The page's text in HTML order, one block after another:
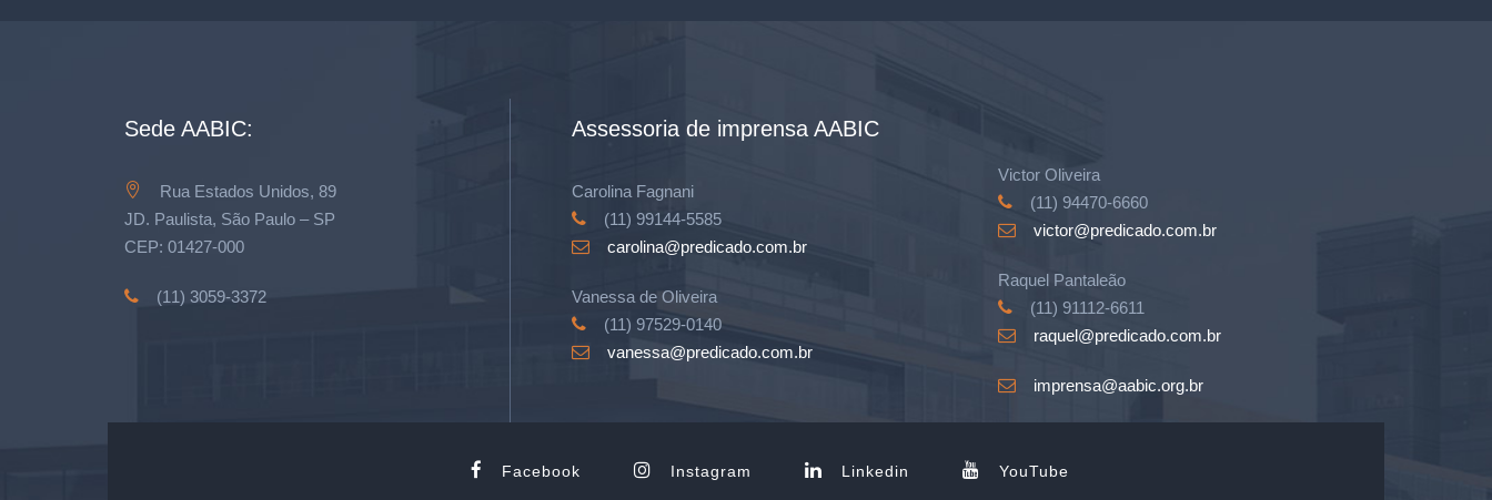
Sede AABIC:
Rua Estados Unidos, 89
JD. Paulista, São Paulo – SP
CEP: 01427-000
(11) 3059-3372
Assessoria de imprensa AABIC
Carolina Fagnani
(11) 99144-5585
carolina@predicado.com.br
Vanessa de Oliveira
(11) 97529-0140
vanessa@predicado.com.br
Victor Oliveira
(11) 94470-6660
victor@predicado.com.br
Raquel Pantaleão
(11) 91112-6611
raquel@predicado.com.br
imprensa@aabic.org.br
Facebook Instagram Linkedin YouTube